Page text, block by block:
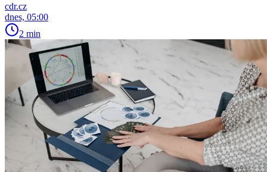
cdr.cz
dnes, 05:00
2 min